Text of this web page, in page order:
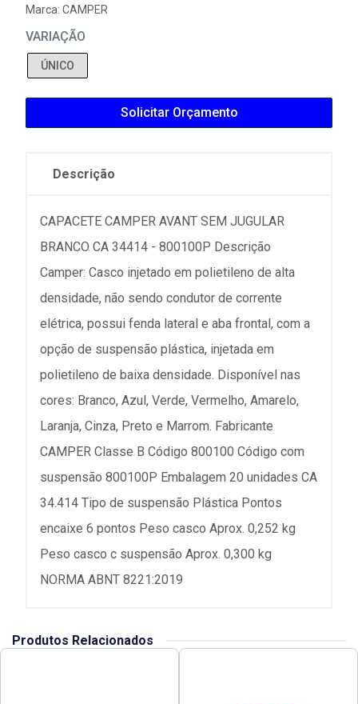
Marca: CAMPER
VARIAÇÃO
ÚNICO
Solicitar Orçamento
Descrição
CAPACETE CAMPER AVANT SEM JUGULAR
BRANCO CA 34414 - 800100P Descrição
Camper: Casco injetado em polietileno de alta
densidade, não sendo condutor de corrente
elétrica, possui fenda lateral e aba frontal, com a
opção de suspensão plástica, injetada em
polietileno de baixa densidade. Disponível nas
cores: Branco, Azul, Verde, Vermelho, Amarelo,
Laranja, Cinza, Preto e Marrom. Fabricante
CAMPER Classe B Código 800100 Código com
suspensão 800100P Embalagem 20 unidades CA
34.414 Tipo de suspensão Plástica Pontos
encaixe 6 pontos Peso casco Aprox. 0,252 kg
Peso casco c suspensão Aprox. 0,300 kg
NORMA ABNT 8221:2019
Produtos Relacionados